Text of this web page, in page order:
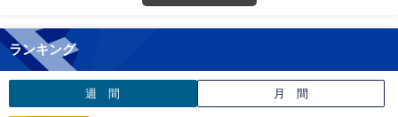
ランキング
週 間 月 間